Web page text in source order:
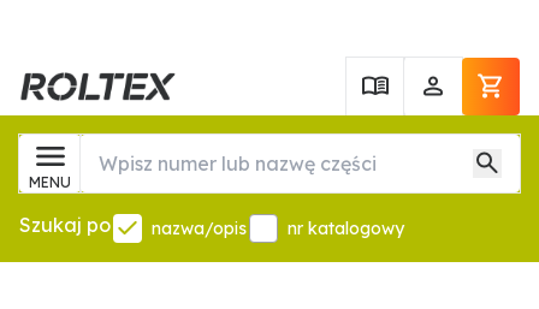
MENU
Szukaj po nazwa/opis nr katalogowy